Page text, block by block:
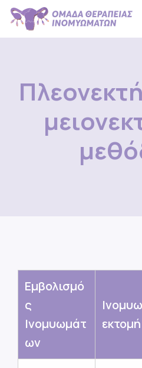
Skip
main
Εμβολισμό
ς
Ινομυωμάτ
ων
εκτομή